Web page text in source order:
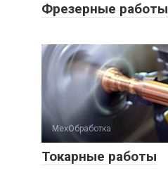
Фрезерные работы
МехОбработка
Токарные работы